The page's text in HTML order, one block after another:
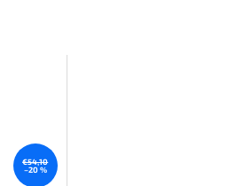
€54,10
–20 %